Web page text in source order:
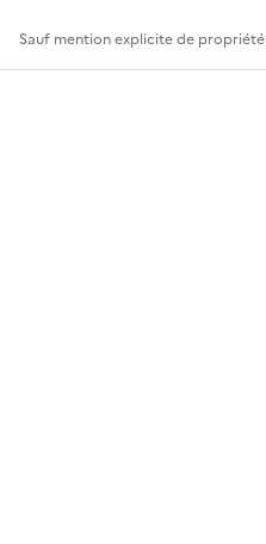
Sauf mention explicite de